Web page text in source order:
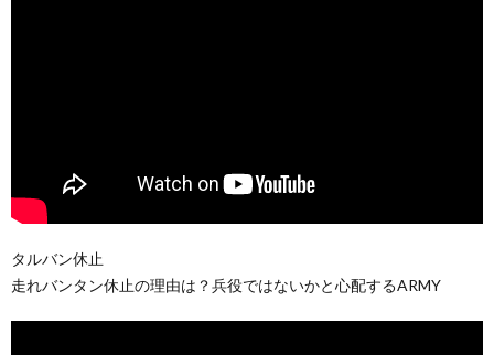
タルバン休止
走れバンタン休止の理由は？兵役ではないかと心配するARMY